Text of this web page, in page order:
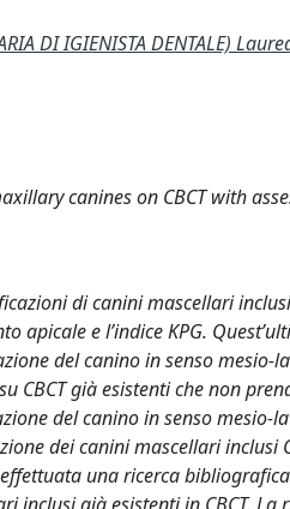
DI IGIENISTA DENTALE)
canines on CBCT with
di canini mascellari
e l’indice KPG.
del canino in senso mesio-
CBCT già esistenti che non
del canino in senso mesio-
dei canini mascellari
una ricerca